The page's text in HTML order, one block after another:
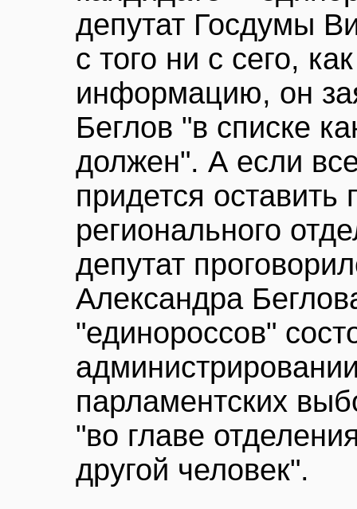
депутат Госдумы
с того ни с сего,
информацию, он
Беглов "в списке
должен". А если
придется оставить
регионального
депутат
Александра
"единороссов"
парламентских
"во главе
другой человек".